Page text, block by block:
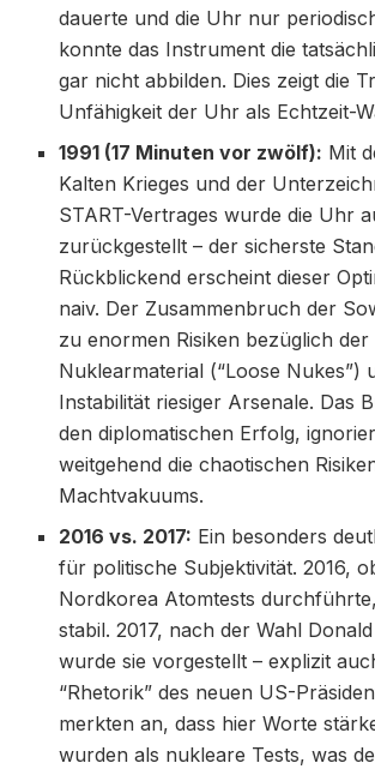
dauerte und die Uhr nur
konnte das Instrument die
gar nicht abbilden. Dies zeigt die
Unfähigkeit der Uhr als Echtzeit-
1991 (17 Minuten vor zwölf): Mit
Kalten Krieges und der
START-Vertrages wurde die Uhr
zurückgestellt – der sicherste
Rückblickend erscheint dieser
naiv. Der Zusammenbruch der
zu enormen Risiken bezüglich
Nuklearmaterial (“Loose Nukes”)
Instabilität riesiger Arsenale. Das
den diplomatischen Erfolg,
weitgehend die chaotischen
Machtvakuums.
2016 vs. 2017: Ein besonders
für politische Subjektivität. 2016,
Nordkorea Atomtests
stabil. 2017, nach der Wahl
wurde sie vorgestellt – explizit
“Rhetorik” des neuen US-
merkten an, dass hier Worte
wurden als nukleare Tests, was